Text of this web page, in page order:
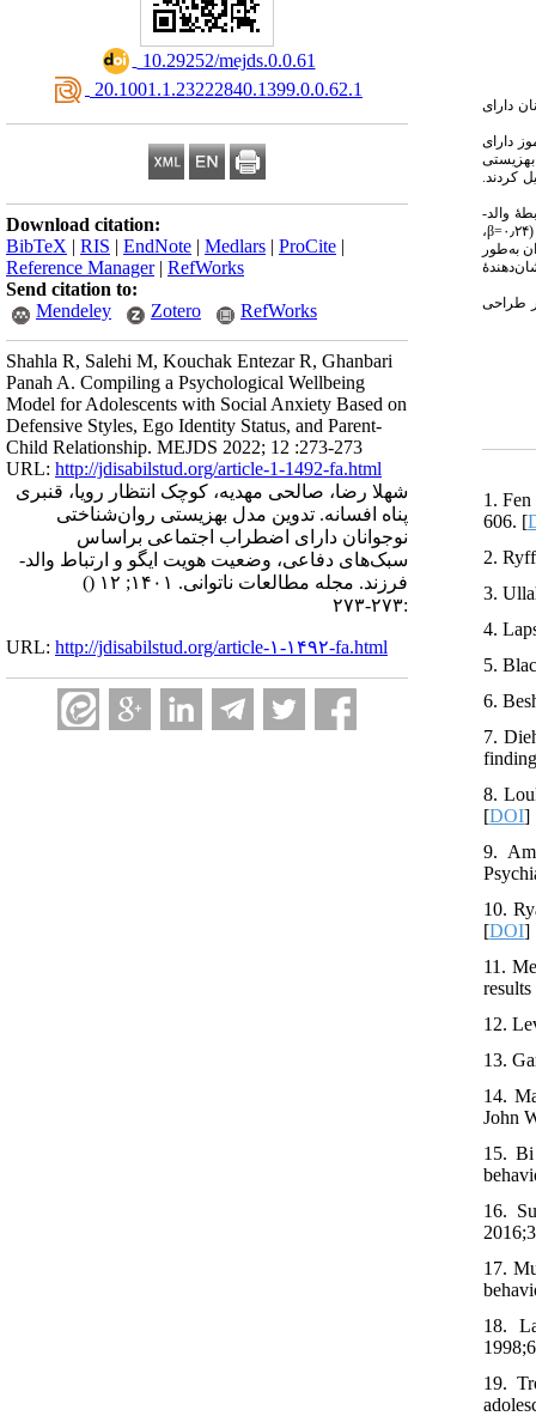
‎ 10.29252/mejds.0.0.61
‎ 20.1001.1.23222840.1399.0.0.62.1
Download citation:
BibTeX | RIS | EndNote | Medlars | ProCite |
Reference Manager| RefWorks
Send citation to:
Mendeley
Zotero RefWorks
Shahla R, Salehi M, Kouchak Entezar R, Ghanbari
Panah A. Compiling a Psychological Wellbeing
Model for Adolescents with Social Anxiety Based on
Defensive Styles, Ego Identity Status, and Parent-
Child Relationship. MEJDS 2022; 12 :273-273
URL: http://jdisabilstud.org/article-1-1492-fa.html
شهلا رضا، صالحی مهدیه، کوچک انتظار رویا، قنبری
پناه افسانه. تدوین مدل بهزیستی روان‌شناختی
نوجوانان دارای اضطراب اجتماعی براساس
سبک‌های دفاعی، وضعیت هویت ایگو و ارتباط والد-
فرزند. مجله مطالعات ناتوانی. ۱۴۰۱; ۱۲
()
:۲۷۳-۲۷۳
URL: http://jdisabilstud.org/article-۱-۱۴۹۲-fa.html
دارای
در سال تحصیلی ۹۷-۱۳۹۶ انجام شد. نمونۀ آماری، ۲۵۰ دانش‌آموز دارای
۱۹۹۳)، مقیاس بهزیستی
و همکاران، ۱۹۸۳) و سیاهۀ اضطراب اجتماعی (کانر و همکاران، ۲۰۰۰) را تکمیل کردند.
والد-
β،
به‌طور
طراحی
1.
606. [
2.
3.
4.
5.
6.
7.
8.
[DOI]
9.
10.
[DOI]
11.
12.
13.
14.
John
15. Bi
16.
17.
18.
19.